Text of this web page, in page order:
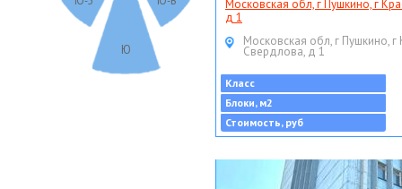
Ю
Московская обл, г Пушкино, г
д 1
Московская обл, г Пушкино, г
Свердлова, д 1
Класс
Блоки, м2
Стоимость, руб